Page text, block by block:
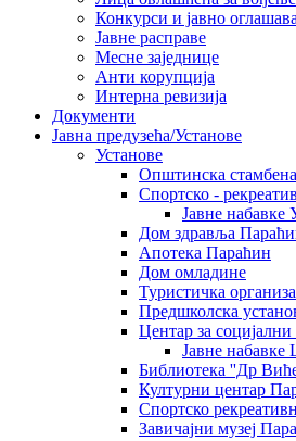
Конкурси и јавно
Јавне расправе
Месне заједнице
Анти корупција
Интерна ревизија
Документи
Јавна предузећа/Установе
Установе
Општинскa стамбенa
Спортско -
Јавне
Дом здравља
Апотека Параћин
Дом омладине
Туристичка
Предшколска
Центар за
Јавне набавке
Библиотека ''Др
Културни центар
Спортско
Завичајни музеј